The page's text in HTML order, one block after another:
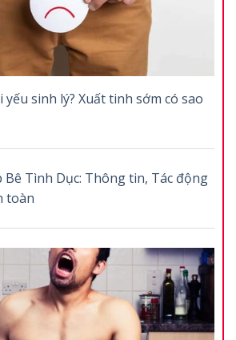
yếu sinh lý? Xuất tinh sớm có sao
Bê Tình Dục: Thông tin, Tác động
toàn